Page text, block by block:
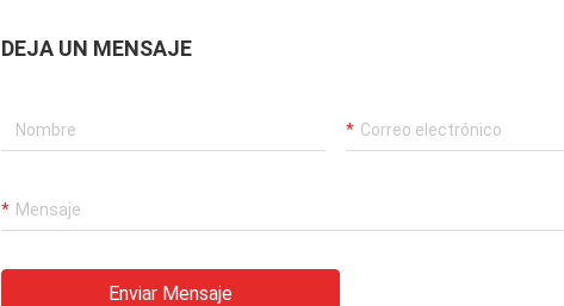
DEJA UN MENSAJE
Enviar Mensaje